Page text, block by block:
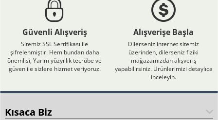
Güvenli Alışveriş
Sitemiz SSL Sertifikası ile
şifrelenmiştir. Hem bundan daha
önemlisi, Yarım yüzyıllık tecrübe ve
güven ile sizlere hizmet veriyoruz.
Alışverişe Başla
Dilerseniz internet sitemiz
üzerinden, dilerseniz fiziki
mağazamızdan alışveriş
yapabilirsiniz. Ürünlerimizi detaylıca
inceleyin.
Kısaca Biz